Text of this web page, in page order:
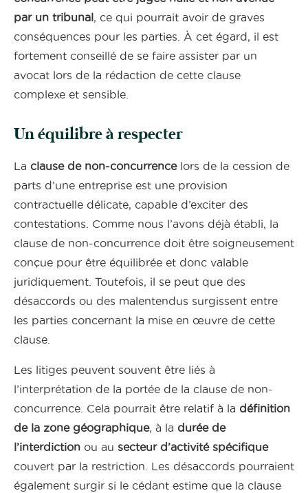
par un tribunal, ce qui pourrait avoir de graves
conséquences pour les parties. À cet égard, il est
fortement conseillé de se faire assister par un
avocat lors de la rédaction de cette clause
complexe et sensible.
Un équilibre à respecter
La clause de non-concurrencelors de la cession de
parts d’une entreprise est une provision
contractuelle délicate, capable d’exciter des
contestations. Comme nous l’avons déjà établi, la
clause de non-concurrence doit être soigneusement
conçue pour être équilibrée et donc valable
juridiquement. Toutefois, il se peut que des
désaccords ou des malentendus surgissent entre
les parties concernant la mise en œuvre de cette
clause.
Les litiges peuvent souvent être liés à
l’interprétation de la portée de la clause de non-
concurrence. Cela pourrait être relatif à la définition
de la zone géographique, à la durée de
l’interdiction ou au secteur d’activité spécifique
couvert par la restriction. Les désaccords pourraient
également surgir si le cédant estime que la clause